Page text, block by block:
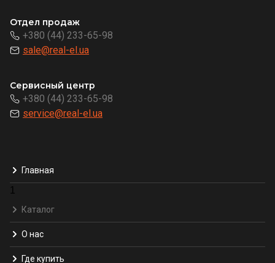
Отдел продаж
+380 (44) 233-65-98
sale@real-el.ua
Сервисный центр
+380 (44) 233-65-98
service@real-el.ua
Главная
1
Каталог
О нас
Где купить